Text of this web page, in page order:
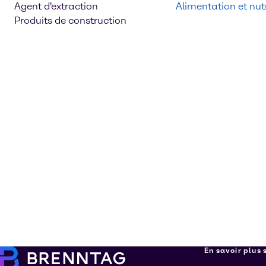
Agent d'extraction
Produits de construction
Alimentation et
En savoir plus